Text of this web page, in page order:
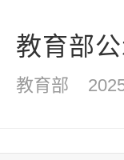
教育部
教育部